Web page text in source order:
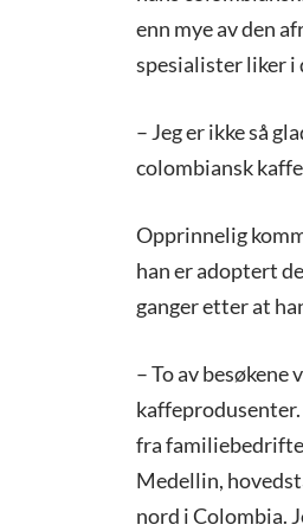
enn mye av den
spesialister liker i
– Jeg er ikke så
colombiansk
Opprinnelig
han er adoptert
ganger etter at
– To av besøkene
fra
Medellin,
nord i Colombia.